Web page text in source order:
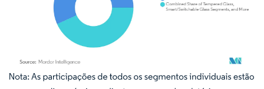
Imagem © Mordor Intelligence. O reuso requer atribuição conforme CC BY 4.0.